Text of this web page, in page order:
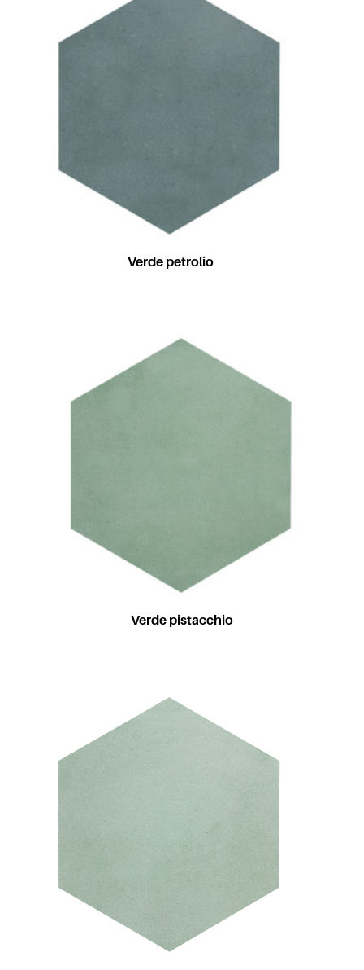
Verde petrolio
Verde pistacchio